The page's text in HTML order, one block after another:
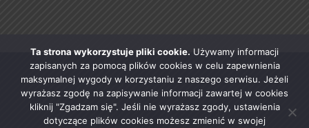
Ta strona wykorzystuje pliki cookie. Używamy informacji
zapisanych za pomocą plików cookies w celu zapewnienia
maksymalnej wygody w korzystaniu z naszego serwisu. Jeżeli
wyrażasz zgodę na zapisywanie informacji zawartej w cookies
kliknij "Zgadzam się". Jeśli nie wyrażasz zgody, ustawienia
dotyczące plików cookies możesz zmienić w swojej